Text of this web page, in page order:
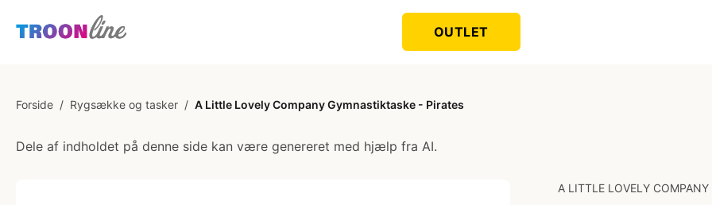
OUTLET
Forside / Rygsække og tasker / A Little Lovely Company Gymnastiktaske - Pirates
Dele af indholdet på denne side kan være genereret med hjælp fra AI.
A LITTLE LOVELY COMPANY